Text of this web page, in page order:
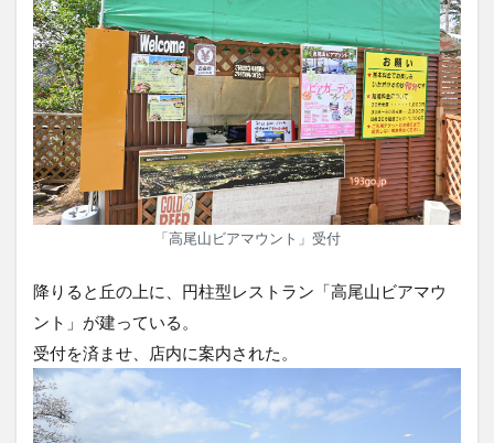
「高尾山ビアマウント」受付
降りると丘の上に、円柱型レストラン「高尾山ビアマウ
ント」が建っている。
受付を済ませ、店内に案内された。